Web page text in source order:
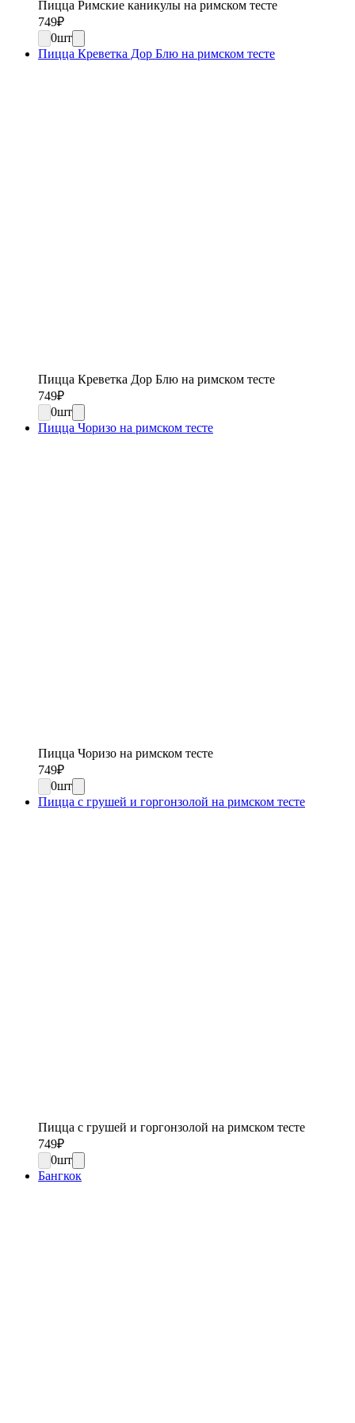
Пицца Римские каникулы на римском тесте
749₽
0шт
Пицца Креветка Дор Блю на римском тесте
Пицца Креветка Дор Блю на римском тесте
749₽
0шт
Пицца Чоризо на римском тесте
Пицца Чоризо на римском тесте
749₽
0шт
Пицца с грушей и горгонзолой на римском тесте
Пицца с грушей и горгонзолой на римском тесте
749₽
0шт
Бангкок